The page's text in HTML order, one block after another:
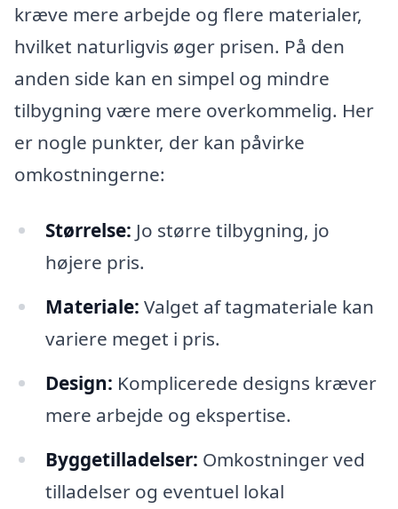
kræve mere arbejde og flere materialer,
hvilket naturligvis øger prisen. På den
anden side kan en simpel og mindre
tilbygning være mere overkommelig. Her
er nogle punkter, der kan påvirke
omkostningerne:
Størrelse: Jo større tilbygning, jo
højere pris.
Materiale: Valget af tagmateriale kan
variere meget i pris.
Design: Komplicerede designs kræver
mere arbejde og ekspertise.
Byggetilladelser: Omkostninger ved
tilladelser og eventuel lokal